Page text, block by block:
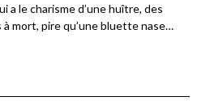
a le charisme d’une huître, des
mort, pire qu’une bluette nase…